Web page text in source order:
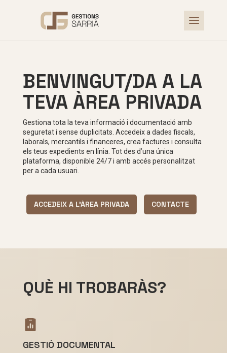
BENVINGUT/DA A LA
TEVA ÀREA PRIVADA
Gestiona tota la teva informació i documentació amb
seguretat i sense duplicitats. Accedeix a dades fiscals,
laborals, mercantils i financeres, crea factures i consulta
els teus expedients en línia. Tot des d’una única
plataforma, disponible 24/7 i amb accés personalitzat
per a cada usuari.
ACCEDEIX A L'ÀREA PRIVADA CONTACTE
QUÈ HI TROBARÀS?
GESTIÓ DOCUMENTAL